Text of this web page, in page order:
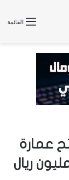
القائمة
عمارة
بتكلفة نحو 1,3 مليون ريال